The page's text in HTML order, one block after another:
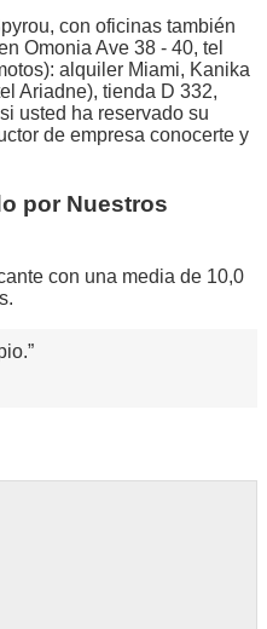
con oficinas también
Omonia Ave 38 - 40, tel
alquiler Miami, Kanika
Ariadne), tienda D 332,
usted ha reservado su
de empresa conocerte y
por Nuestros
con una media de 10,0